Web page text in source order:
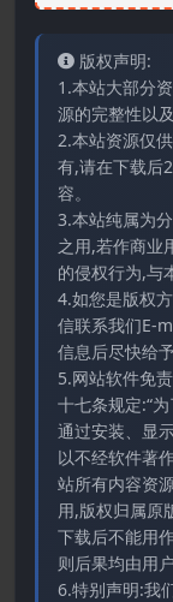
版权声明:
1.本站大部分
源的完整性以
2.本站资源仅
有,请在下载后
容。
3.本站纯属为
之用,若作商业
的侵权行为,与
4.如您是版权
信联系我们E-
信息后尽快给
5.网站软件免
十七条规定:“
通过安装、显
以不经软件著
站所有内容资
用,版权归属原
下载后不能用
则后果均由用
6.特别声明:我